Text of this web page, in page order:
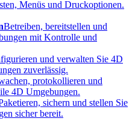
Menüs und Druckoptionen.
Betreiben, bereitstellen und
mit Kontrolle und
und verwalten Sie 4D
zuverlässig.
protokollieren und
4D Umgebungen.
sichern und stellen Sie
sicher bereit.